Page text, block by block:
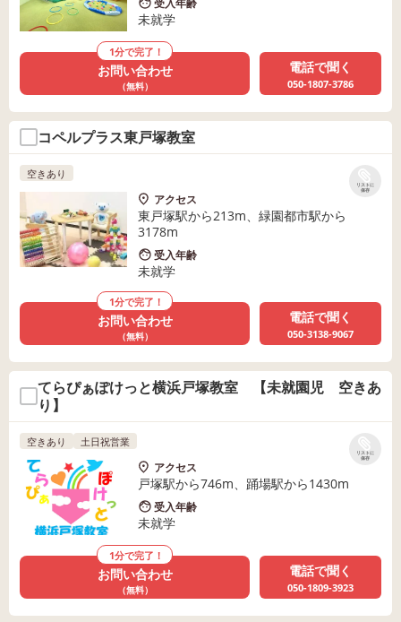
受入年齢
未就学
1分で完了！
お問い合わせ
（無料）
電話で聞く
050-1807-3786
コペルプラス東戸塚教室
リストに
保存
空きあり
アクセス
東戸塚駅から213m、緑園都市駅から
3178m
受入年齢
未就学
1分で完了！
お問い合わせ
（無料）
電話で聞く
050-3138-9067
てらぴぁぽけっと横浜戸塚教室 【未就園児 空きあ
り】
リストに
保存
空きあり 土日祝営業
アクセス
戸塚駅から746m、踊場駅から1430m
受入年齢
未就学
1分で完了！
お問い合わせ
（無料）
電話で聞く
050-1809-3923